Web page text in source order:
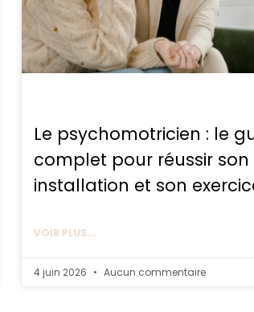
Le psychomotricien : le
complet pour réussir son
installation et son
VOIR PLUS...
4 juin 2026 Aucun commentaire